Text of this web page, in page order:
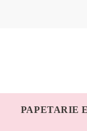
PAPETARIE